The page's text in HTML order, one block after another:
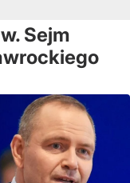
Sejm